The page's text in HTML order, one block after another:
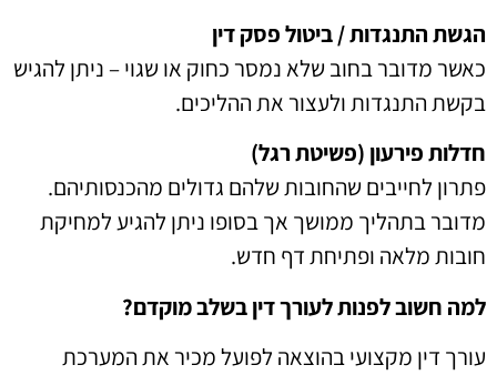
הגשת התנגדות / ביטול פסק דין
כאשר מדובר בחוב שלא נמסר כחוק או שגוי – ניתן להגיש
בקשת התנגדות ולעצור את ההליכים.
חדלות פירעון (פשיטת רגל)
פתרון לחייבים שהחובות שלהם גדולים מהכנסותיהם.
מדובר בתהליך ממושך אך בסופו ניתן להגיע למחיקת
חובות מלאה ופתיחת דף חדש.
למה חשוב לפנות לעורך דין בשלב מוקדם?
עורך דין מקצועי בהוצאה לפועל מכיר את המערכת